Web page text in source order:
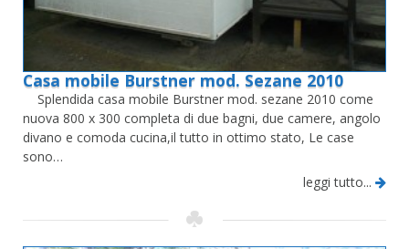
Casa mobile Burstner mod. Sezane 2010
Splendida casa mobile Burstner mod. sezane 2010 come
nuova 800 x 300 completa di due bagni, due camere, angolo
divano e comoda cucina,il tutto in ottimo stato, Le case
sono…
leggi tutto...